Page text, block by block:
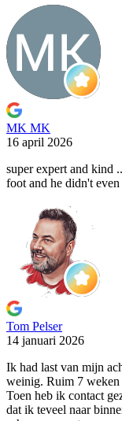
MK MK
16 april 2026
super expert and kind
foot and he didn't
Tom Pelser
14 januari 2026
Ik had last van mijn
weinig. Ruim 7 weken
Toen heb ik contact
dat ik teveel naar